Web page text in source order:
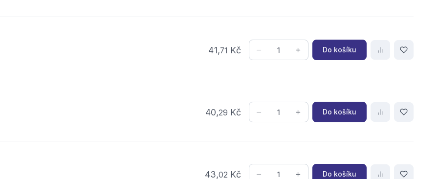
41,71 Kč Do košíku
40,29 Kč Do košíku
43,02 Kč Do košíku